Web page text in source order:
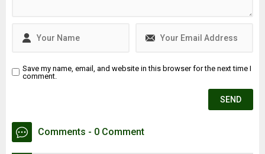
Save my name, email, and website in this browser for the next time I
comment.
Comments - 0 Comment